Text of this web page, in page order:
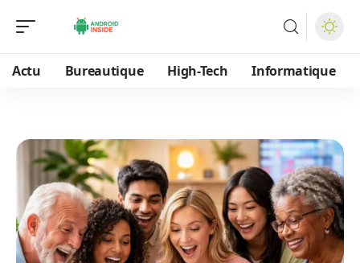
Actu Bureautique High-Tech Informatique